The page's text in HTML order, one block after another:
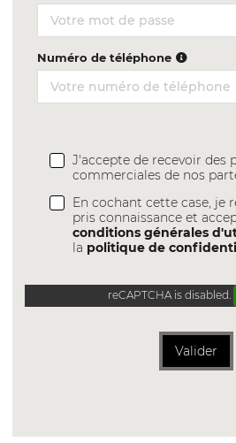
Numéro de téléphone
J'accepte de recevoir des
commerciales de nos
En cochant cette case, je
pris connaissance et
conditions générales
la politique de
reCAPTCHA is disabled.
Valider